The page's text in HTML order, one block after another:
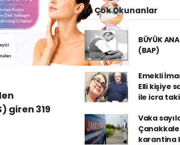
giren 319
En Çok Okunanlar
BÜYÜK
(BAP)
Emekli
Elli kişiye
ile icra
Vaka
karantina